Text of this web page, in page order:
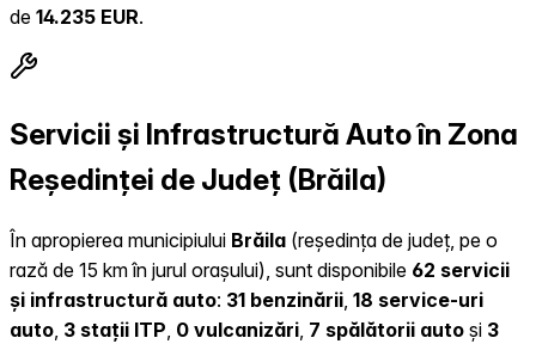
de 14.235 EUR.
Servicii și Infrastructură Auto în Zona
Reședinței de Județ (Brăila)
În apropierea municipiului Brăila (reședința de județ, pe o
rază de 15 km în jurul orașului), sunt disponibile 62 servicii
și infrastructură auto: 31 benzinării, 18 service-uri
auto, 3 stații ITP, 0 vulcanizări, 7 spălătorii auto și 3